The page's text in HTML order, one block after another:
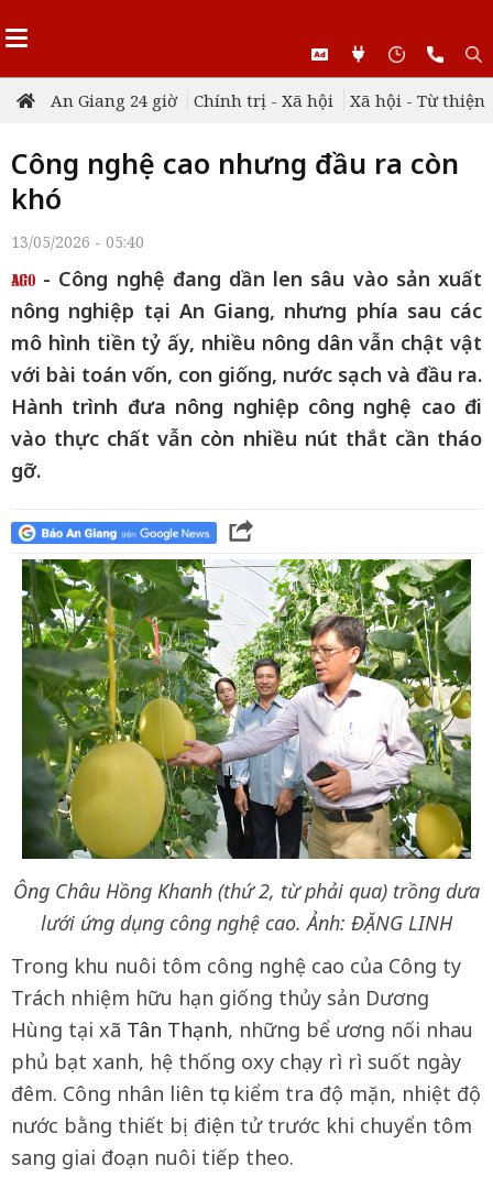
An Giang 24 giờ Chính trị - Xã hội Xã hội - Từ thiện
Công nghệ cao nhưng đầu ra còn
khó
13/05/2026 - 05:40
- Công nghệ đang dần len sâu vào sản xuất
nông nghiệp tại An Giang, nhưng phía sau các
mô hình tiền tỷ ấy, nhiều nông dân vẫn chật vật
với bài toán vốn, con giống, nước sạch và đầu ra.
Hành trình đưa nông nghiệp công nghệ cao đi
vào thực chất vẫn còn nhiều nút thắt cần tháo
gỡ.
Ông Châu Hồng Khanh (thứ 2, từ phải qua) trồng dưa
lưới ứng dụng công nghệ cao. Ảnh: ĐẶNG LINH
Trong khu nuôi tôm công nghệ cao của Công ty
Trách nhiệm hữu hạn giống thủy sản Dương
Hùng tại xã Tân Thạnh, những bể ương nối nhau
phủ bạt xanh, hệ thống oxy chạy rì rì suốt ngày
đêm. Công nhân liên tục kiểm tra độ mặn, nhiệt độ
nước bằng thiết bị điện tử trước khi chuyển tôm
sang giai đoạn nuôi tiếp theo.